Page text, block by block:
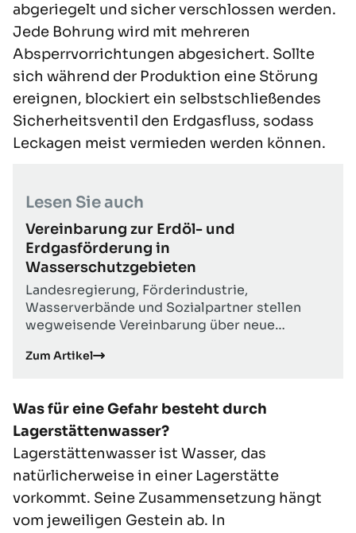
abgeriegelt und sicher verschlossen werden.
Jede Bohrung wird mit mehreren
Absperrvorrichtungen abgesichert. Sollte
sich während der Produktion eine Störung
ereignen, blockiert ein selbstschließendes
Sicherheitsventil den Erdgasfluss, sodass
Leckagen meist vermieden werden können.
Lesen Sie auch
Vereinbarung zur Erdöl- und
Erdgasförderung in
Wasserschutzgebieten
Landesregierung, Förderindustrie,
Wasserverbände und Sozialpartner stellen
wegweisende Vereinbarung über neue
Erdgas- und Erdölförderung in
Zum Artikel
Was für eine Gefahr besteht durch
Lagerstättenwasser?
Lagerstättenwasser ist Wasser, das
natürlicherweise in einer Lagerstätte
vorkommt. Seine Zusammensetzung hängt
vom jeweiligen Gestein ab. In